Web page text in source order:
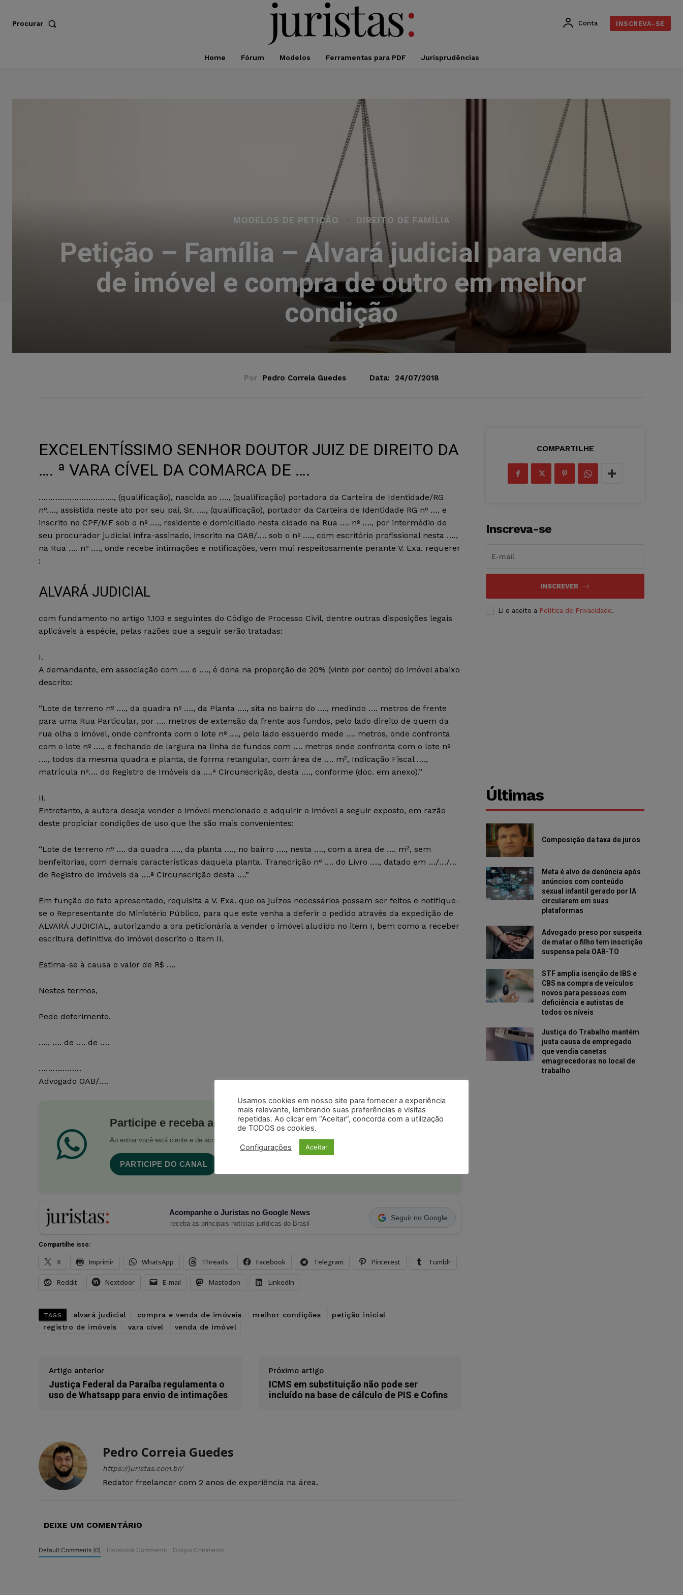
Procurar Conta INSCREVA-SE
Home Fórum Modelos Ferramentas para PDF Jurisprudências
MODELOS DE PETIÇÃO DIREITO DE FAMÍLIA
Petição – Família – Alvará judicial para venda
de imóvel e compra de outro em melhor
condição
Por Pedro Correia Guedes Data: 24/07/2018
EXCELENTÍSSIMO SENHOR DOUTOR JUIZ DE DIREITO DA
…. ª VARA CÍVEL DA COMARCA DE ….
………………………….., (qualificação), nascida ao …., (qualificação) portadora da Carteira de Identidade/RG
nº…., assistida neste ato por seu pai, Sr. …., (qualificação), portador da Carteira de Identidade RG nº …. e
inscrito no CPF/MF sob o nº …., residente e domiciliado nesta cidade na Rua …. nº …., por intermédio de
seu procurador judicial infra-assinado, inscrito na OAB/…. sob o nº …., com escritório profissional nesta ….,
na Rua …. nº …., onde recebe intimações e notificações, vem mui respeitosamente perante V. Exa. requerer
:
ALVARÁ JUDICIAL
com fundamento no artigo 1.103 e seguintes do Código de Processo Civil, dentre outras disposições legais
aplicáveis à espécie, pelas razões que a seguir serão tratadas:
I.
A demandante, em associação com …. e …., é dona na proporção de 20% (vinte por cento) do imóvel abaixo
descrito:
“Lote de terreno nº …., da quadra nº …., da Planta …., sita no bairro do …., medindo …. metros de frente
para uma Rua Particular, por …. metros de extensão da frente aos fundos, pelo lado direito de quem da
rua olha o imóvel, onde confronta com o lote nº …., pelo lado esquerdo mede …. metros, onde confronta
com o lote nº …., e fechando de largura na linha de fundos com …. metros onde confronta com o lote nº
…., todos da mesma quadra e planta, de forma retangular, com área de …. m², Indicação Fiscal ….,
matrícula nº…. do Registro de Imóveis da ….ª Circunscrição, desta …., conforme (doc. em anexo).”
II.
Entretanto, a autora deseja vender o imóvel mencionado e adquirir o imóvel a seguir exposto, em razão
deste propiciar condições de uso que lhe são mais convenientes:
“Lote de terreno nº …. da quadra …., da planta …., no bairro …., nesta …., com a área de …. m², sem
benfeitorias, com demais características daquela planta. Transcrição nº …. do Livro …., datado em …/…/…
de Registro de imóveis da ….ª Circunscrição desta ….”
Em função do fato apresentado, requisita a V. Exa. que os juízos necessários possam ser feitos e notifique-
se o Representante do Ministério Público, para que este venha a deferir o pedido através da expedição de
ALVARÁ JUDICIAL, autorizando a ora peticionária a vender o imóvel aludido no item I, bem como a receber
escritura definitiva do imóvel descrito o item II.
Estima-se à causa o valor de R$ ….
Nestes termos,
Pede deferimento.
…., …. de …. de ….
………………
Advogado OAB/….
Participe e receba as postagens diárias do Portal Juristas.
Ao entrar você está ciente e de acordo com os eprivacidade
PARTICIPE DO CANAL
Acompanhe o Juristas no Google News
receba as principais notícias jurídicas do Brasil
Seguir no Google
Compartilhe isso:
X Imprimir WhatsApp Threads Facebook Telegram Pinterest Tumblr
Reddit Nextdoor E-mail Mastodon LinkedIn
TAGS alvará judicial compra e venda de imóveis melhor condições
petição inicial
registro de imóveis
vara cível venda de imóvel
Artigo anterior
Justiça Federal da Paraíba regulamenta o
uso de Whatsapp para envio de intimações
Próximo artigo
ICMS em substituição não pode ser
incluído na base de cálculo de PIS e Cofins
Pedro Correia Guedes
https://juristas.com.br/
Redator freelancer com 2 anos de experiência na área.
DEIXE UM COMENTÁRIO
Default Comments (0) Facebook Comments Disqus Comments
COMPARTILHE
Inscreva-se
INSCREVER
Li e aceito a Política de Privacidade.
Últimas
Composição da taxa de juros
Meta é alvo de denúncia após
anúncios com conteúdo
sexual infantil gerado por IA
circularem em suas
plataformas
Advogado preso por suspeita
de matar o filho tem inscrição
suspensa pela OAB-TO
STF amplia isenção de IBS e
CBS na compra de veículos
novos para pessoas com
deficiência e autistas de
todos os níveis
Justiça do Trabalho mantém
justa causa de empregado
que vendia canetas
emagrecedoras no local de
trabalho
Usamos cookies em nosso site para fornecer a experiência
mais relevante, lembrando suas preferências e visitas
repetidas. Ao clicar em “Aceitar”, concorda com a utilização
de TODOS os cookies.
Configurações Aceitar